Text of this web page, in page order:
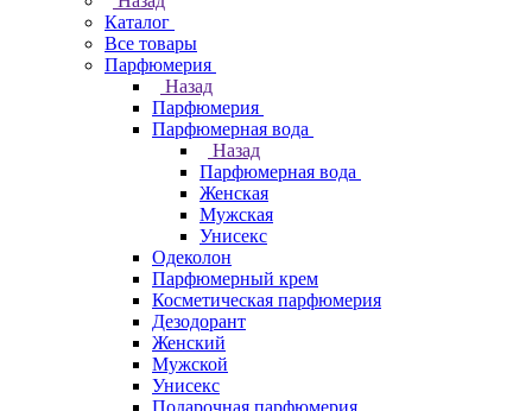
Каталог
Все товары
Парфюмерия
Назад
Парфюмерия
Парфюмерная вода
Назад
Парфюмерная вода
Женская
Мужская
Унисекс
Одеколон
Парфюмерный крем
Косметическая парфюмерия
Дезодорант
Женский
Мужской
Унисекс
Подарочная парфюмерия